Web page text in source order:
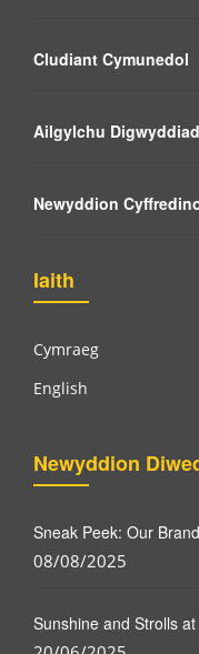
Cludiant Cymunedol
Ailgylchu
Newyddion
Iaith
Cymraeg
English
Newyddion
Sneak Peek: Our
08/08/2025
Sunshine and Strolls